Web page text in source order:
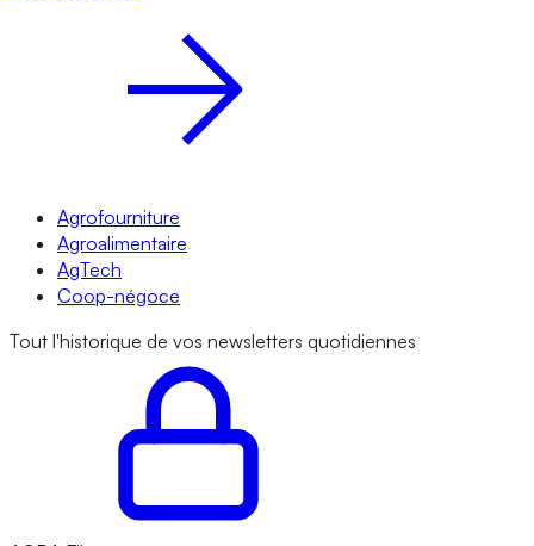
Agrofourniture
Agroalimentaire
AgTech
Coop-négoce
Tout l'historique de vos newsletters quotidiennes